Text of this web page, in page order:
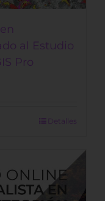
al Estudio
Pro
Detalles